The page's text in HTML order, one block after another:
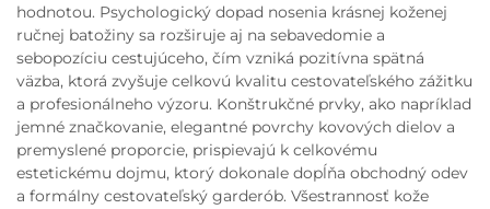
hodnotou. Psychologický dopad nosenia krásnej koženej
ručnej batožiny sa rozširuje aj na sebavedomie a
sebopozíciu cestujúceho, čím vzniká pozitívna spätná
väzba, ktorá zvyšuje celkovú kvalitu cestovateľského zážitku
a profesionálneho výzoru. Konštrukčné prvky, ako napríklad
jemné značkovanie, elegantné povrchy kovových dielov a
premyslené proporcie, prispievajú k celkovému
estetickému dojmu, ktorý dokonale dopĺňa obchodný odev
a formálny cestovateľský garderób. Všestrannosť kože